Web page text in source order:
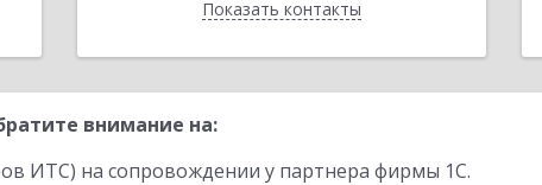
Показать контакты
Назад
внимание на:
ИТС) на сопровождении у партнера фирмы 1С.